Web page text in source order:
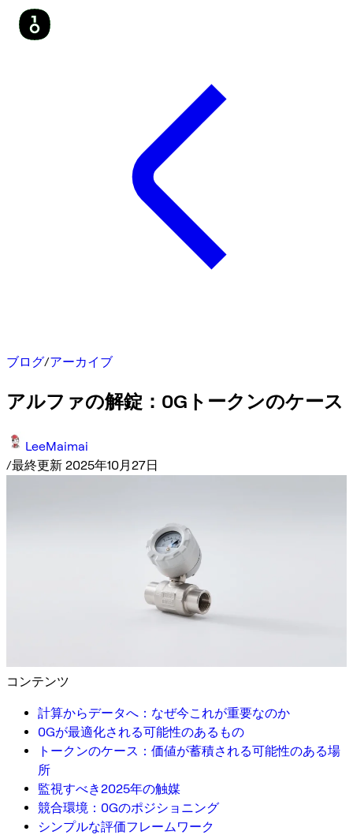
ブログ/アーカイブ
アルファの解錠：0Gトークンのケース
LeeMaimai
/最終更新 2025年10月27日
コンテンツ
計算からデータへ：なぜ今これが重要なのか
0Gが最適化される可能性のあるもの
トークンのケース：価値が蓄積される可能性のある場
所
監視すべき2025年の触媒
競合環境：0Gのポジショニング
シンプルな評価フレームワーク